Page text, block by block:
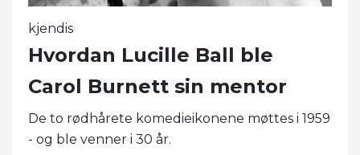
kjendis
Hvordan Lucille Ball ble
Carol Burnett sin mentor
De to rødhårete komedieikonene møttes i 1959
- og ble venner i 30 år.